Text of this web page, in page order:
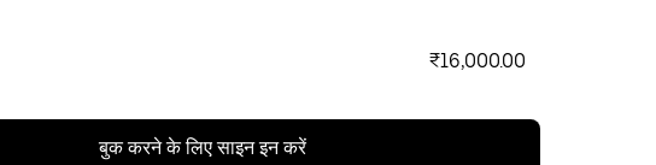
₹16,000.00
बुक करने के लिए साइन इन करें